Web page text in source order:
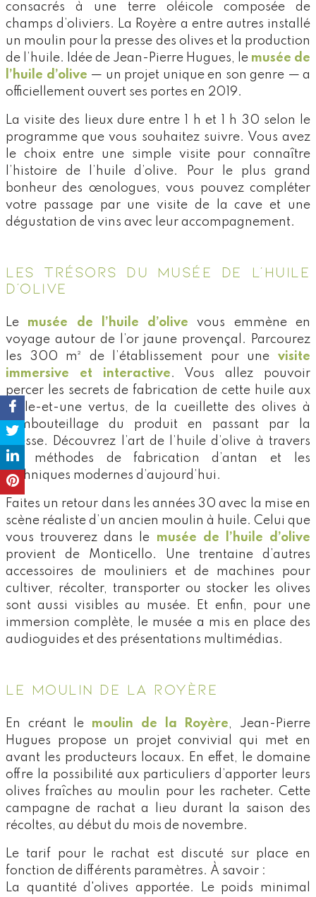
consacrés à une terre oléicole composée de
champs d’oliviers. La Royère a entre autres installé
un moulin pour la presse des olives et la production
de l’huile. Idée de Jean-Pierre Hugues, le musée de
l’huile d’olive — un projet unique en son genre — a
officiellement ouvert ses portes en 2019.
La visite des lieux dure entre 1 h et 1 h 30 selon le
programme que vous souhaitez suivre. Vous avez
le choix entre une simple visite pour connaître
l’histoire de l’huile d’olive. Pour le plus grand
bonheur des œnologues, vous pouvez compléter
votre passage par une visite de la cave et une
dégustation de vins avec leur accompagnement.
LES TRÉSORS DU MUSÉE DE L’HUILE
D’OLIVE
Le musée de l’huile d’olive vous emmène en
voyage autour de l’or jaune provençal. Parcourez
les 300 m² de l’établissement pour une visite
immersive et interactive. Vous allez pouvoir
percer les secrets de fabrication de cette huile aux
mille-et-une vertus, de la cueillette des olives à
l’embouteillage du produit en passant par la
presse. Découvrez l’art de l’huile d’olive à travers
les méthodes de fabrication d’antan et les
techniques modernes d’aujourd’hui.
Faites un retour dans les années 30 avec la mise en
scène réaliste d’un ancien moulin à huile. Celui que
vous trouverez dans le musée de l’huile d’olive
provient de Monticello. Une trentaine d’autres
accessoires de mouliniers et de machines pour
cultiver, récolter, transporter ou stocker les olives
sont aussi visibles au musée. Et enfin, pour une
immersion complète, le musée a mis en place des
audioguides et des présentations multimédias.
LE MOULIN DE LA ROYÈRE
En créant le moulin de la Royère, Jean-Pierre
Hugues propose un projet convivial qui met en
avant les producteurs locaux. En effet, le domaine
offre la possibilité aux particuliers d’apporter leurs
olives fraîches au moulin pour les racheter. Cette
campagne de rachat a lieu durant la saison des
récoltes, au début du mois de novembre.
Le tarif pour le rachat est discuté sur place en
fonction de différents paramètres. À savoir :
La quantité d'olives apportée. Le poids minimal